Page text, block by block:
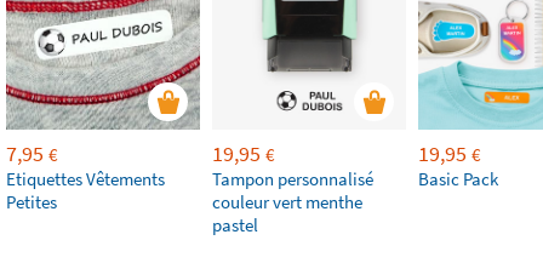
7,95 €
Etiquettes Vêtements
Petites
19,95 €
Tampon personnalisé
couleur vert menthe
pastel
19,95 €
Basic Pack